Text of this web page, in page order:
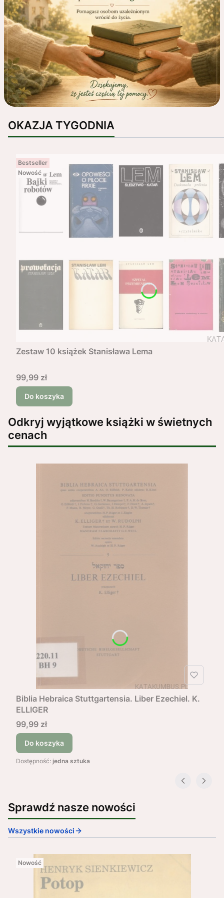
OKAZJA TYGODNIA
Bestseller
Nowość
Zestaw 10 książek Stanisława Lema
Cena
99,99 zł
Do koszyka
Odkryj wyjątkowe książki w świetnych
cenach
Biblia Hebraica Stuttgartensia. Liber Ezechiel. K.
ELLIGER
Cena
99,99 zł
Do koszyka
Dostępność: jedna sztuka
Sprawdź nasze nowości
Wszystkie nowości
Nowość